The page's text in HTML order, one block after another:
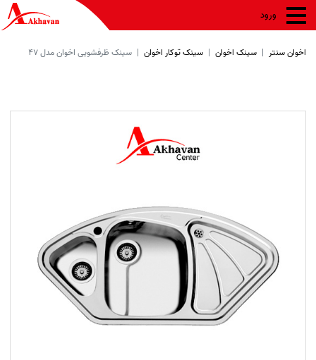
ورود
اخوان سنتر سینک اخوان سینک توکار اخوان سینک ظرفشویی اخوان مدل 47